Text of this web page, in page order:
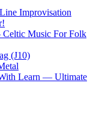
Improvisation
Music For Folk
(J10)
Learn — Ultimate